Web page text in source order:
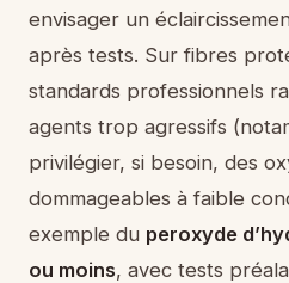
envisager un
après tests. Sur fibres
standards professionnels
agents trop agressifs
privilégier, si besoin, des
dommageables à faible
exemple du peroxyde
ou moins, avec tests